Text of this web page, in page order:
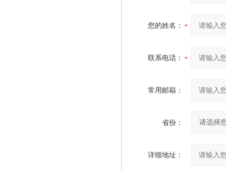
您的姓名：
联系电话：
常用邮箱：
省份：
详细地址：